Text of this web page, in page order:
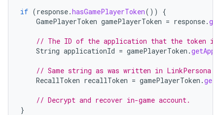
if (response.hasGamePlayerToken())
{
GamePlayerToken gamePlayerToken = response.
// The ID of the application that the token is
String applicationId = gamePlayerToken .
// Same string as was written in LinkPersona
RecallToken recallToken = gamePlayerToken .
// Decrypt and recover in-game account.
}